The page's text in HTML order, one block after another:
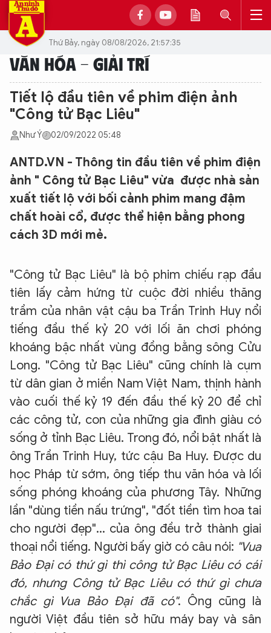
Thứ Bảy, ngày 08/08/2026, 21:57:35
VĂN HÓA - GIẢI TRÍ
Tiết lộ đầu tiên về phim điện ảnh
"Công tử Bạc Liêu"
Như Ý 02/09/2022 05:48
ANTD.VN - Thông tin đầu tiên về phim điện
ảnh " Công tử Bạc Liêu" vừa được nhà sản
xuất tiết lộ với bối cảnh phim mang đậm
chất hoài cổ, được thể hiện bằng phong
cách 3D mới mẻ.
"Công tử Bạc Liêu" là bộ phim chiếu rạp đầu
tiên lấy cảm hứng từ cuộc đời nhiều thăng
trầm của nhân vật cậu ba Trần Trinh Huy nổi
tiếng đầu thế kỷ 20 với lối ăn chơi phóng
khoáng bậc nhất vùng đồng bằng sông Cửu
Long. "Công tử Bạc Liêu" cũng chính là cụm
từ dân gian ở miền Nam Việt Nam, thịnh hành
vào cuối thế kỷ 19 đến đầu thế kỷ 20 để chỉ
các công tử, con của những gia đình giàu có
sống ở tỉnh Bạc Liêu. Trong đó, nổi bật nhất là
ông Trần Trinh Huy, tức cậu Ba Huy. Được du
học Pháp từ sớm, ông tiếp thu văn hóa và lối
sống phóng khoáng của phương Tây. Những
lần "dùng tiền nấu trứng", "đốt tiền tìm hoa tai
cho người đẹp"... của ông đều trở thành giai
thoại nổi tiếng. Người bấy giờ có câu nói: "Vua
Bảo Đại có thứ gì thì công tử Bạc Liêu có cái
đó, nhưng Công tử Bạc Liêu có thứ gì chưa
chắc gì Vua Bảo Đại đã có". Ông cũng là
người Việt đầu tiên sở hữu máy bay và sân